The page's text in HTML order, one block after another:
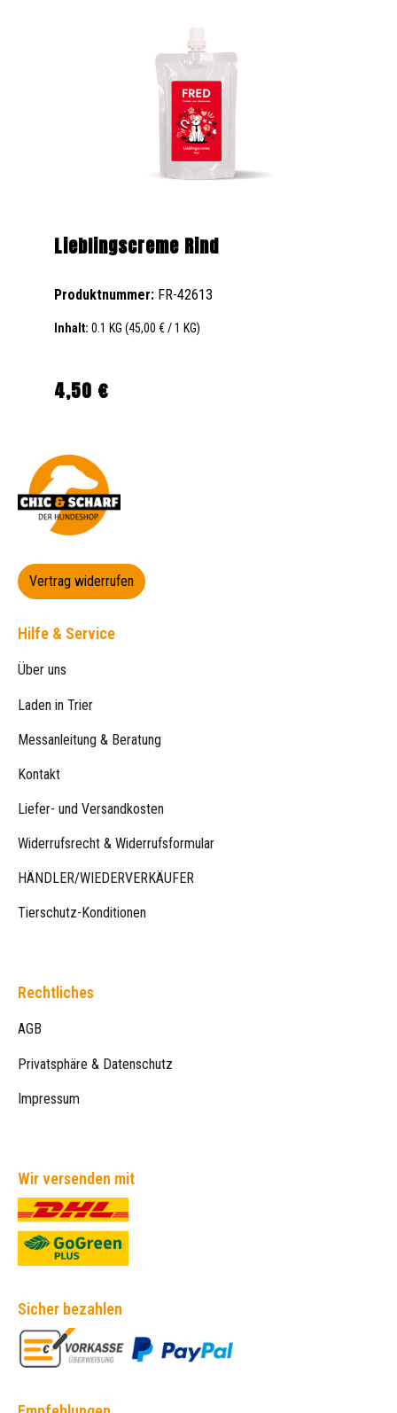
Lieblingscreme Rind
Produktnummer: FR-42613
Inhalt: 0.1 KG (45,00 € / 1 KG)
Regulärer Preis:
4,50 €
Vertrag widerrufen
Hilfe & Service
Über uns
Laden in Trier
Messanleitung & Beratung
Kontakt
Liefer- und Versandkosten
Widerrufsrecht & Widerrufsformular
HÄNDLER/WIEDERVERKÄUFER
Tierschutz-Konditionen
Rechtliches
AGB
Privatsphäre & Datenschutz
Impressum
Wir versenden mit
Sicher bezahlen